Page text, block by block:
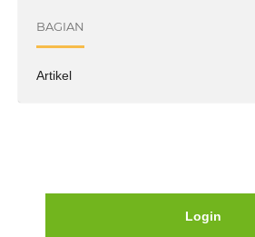
BAGIAN
Artikel
Login